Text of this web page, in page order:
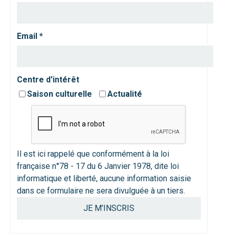
Email *
Centre d'intérêt
Saison culturelle
Actualité
Il est ici rappelé que conformément à la loi
française n°78 - 17 du 6 Janvier 1978, dite loi
informatique et liberté, aucune information saisie
dans ce formulaire ne sera divulguée à un tiers.